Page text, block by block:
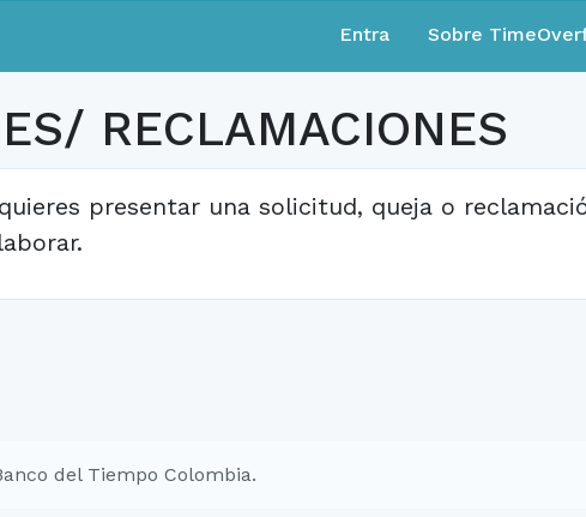
Entra Sobre
RECLAMACIONES
presentar una solicitud, queja o
del Tiempo Colombia.